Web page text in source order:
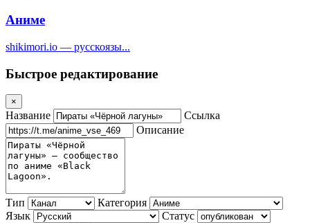
Аниме
shikimori.io — русскоязы...
Быстрое редактирование
×
Название
Ссылка
Описание
Тип
Категория
Язык
Статус